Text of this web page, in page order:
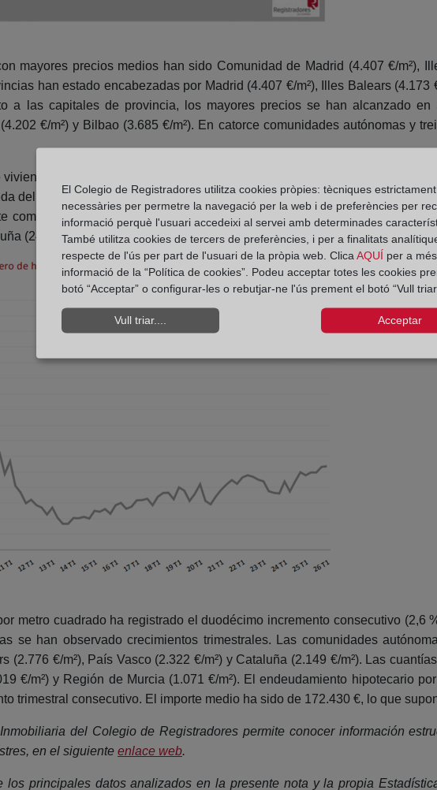
mayores precios medios han sido Comunidad de Madrid (4.407 €/m²),
han estado encabezadas por Madrid (4.407 €/m²), Illes Balears (4.173
a las capitales de provincia, los mayores precios se han alcanzado en
€/m²) y Bilbao (3.685 €/m²). En catorce comunidades autónomas y
vivienda registradas en el primer trimestre ha sido de 133.618, lo que
del trimestre, alcanza un peso del 75 %. En términos interanuales se han
comunidades autónomas han registrado incrementos trimestrales,
(24.254), Comunidad de Madrid (20.379) y Comunitat Valenciana
metro cuadrado ha registrado el duodécimo incremento consecutivo (2,6
se han observado crecimientos trimestrales. Las comunidades
(2.776 €/m²), País Vasco (2.322 €/m²) y Cataluña (2.149 €/m²). Las
€/m²) y Región de Murcia (1.071 €/m²). El endeudamiento hipotecario
trimestral consecutivo. El importe medio ha sido de 172.430 €, lo que
del Colegio de Registradores permite conocer información
en el siguiente enlace web.
los principales datos analizados en la presente nota y la propia
El Colegio de Registradores utilitza cookies pròpies: tècniques estrictament
necessàries per permetre la navegació per la web i de preferències per
informació perquè l'usuari accedeixi al servei amb determinades
També utilitza cookies de tercers de preferències, i per a finalitats
respecte de l'ús per part de l'usuari de la pròpia web. Clica AQUÍ per a més
informació de la “Política de cookies”. Podeu acceptar totes les cookies
botó “Acceptar” o configurar-les o rebutjar-ne l'ús prement el botó “Vull
Vull triar.... Acceptar